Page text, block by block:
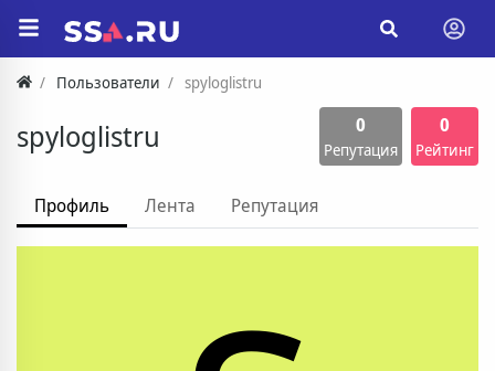
Пользователи spyloglistru
spyloglistru 0
Репутация
0
Рейтинг
Профиль Лента Репутация